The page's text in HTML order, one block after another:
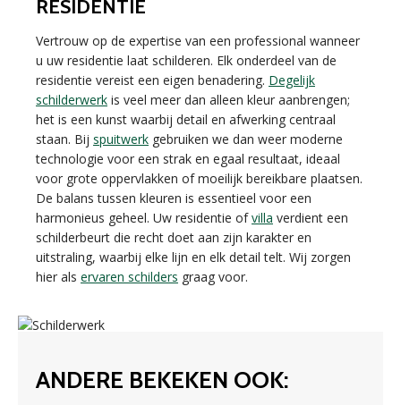
RESIDENTIE
Vertrouw op de expertise van een professional wanneer
u uw residentie laat schilderen. Elk onderdeel van de
residentie vereist een eigen benadering. Degelijk
schilderwerk is veel meer dan alleen kleur aanbrengen;
het is een kunst waarbij detail en afwerking centraal
staan. Bij spuitwerk gebruiken we dan weer moderne
technologie voor een strak en egaal resultaat, ideaal
voor grote oppervlakken of moeilijk bereikbare plaatsen.
De balans tussen kleuren is essentieel voor een
harmonieus geheel. Uw residentie ofvilla verdient een
schilderbeurt die recht doet aan zijn karakter en
uitstraling, waarbij elke lijn en elk detail telt. Wij zorgen
hier als ervaren schilders graag voor.
ANDERE BEKEKEN OOK: